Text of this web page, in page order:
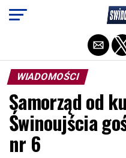
WIADOMOŚCI
Samorząd od
Świnoujścia
nr 6
Exit